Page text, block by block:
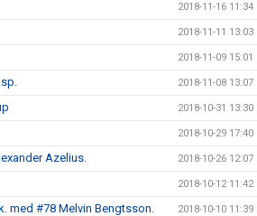
2018-11-16 11:34
2018-11-11 13:03
2018-11-09 15:01
2018-11-08 13:07
2018-10-31 13:30
2018-10-29 17:40
Azelius. 2018-10-26 12:07
2018-10-12 11:42
med #78 Melvin Bengtsson. 2018-10-10 11:39